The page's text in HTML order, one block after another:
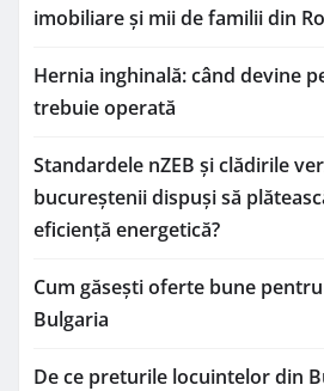
imobiliare și mii de familii din
Hernia inghinală: când devine
trebuie operată
Standardele nZEB și clădirile
bucureștenii dispuși să
eficiență energetică?
Cum găsești oferte bune
Bulgaria
De ce preturile locuintelor din